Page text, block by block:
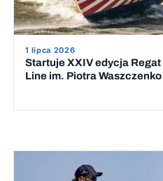
1 lipca 2026
Startuje XXIV edycja Regat
Line im. Piotra Waszczenko